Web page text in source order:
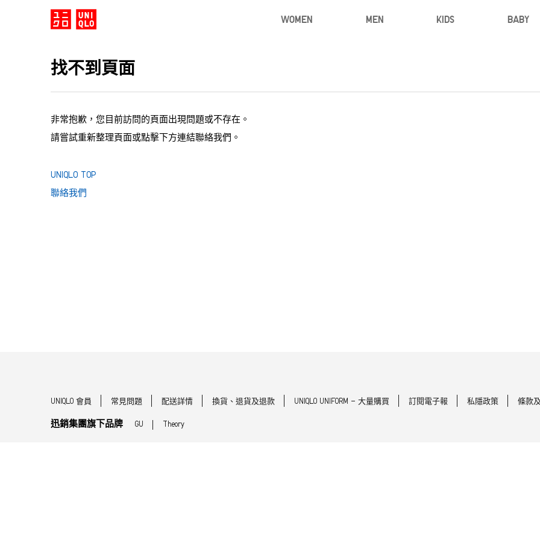
WOMEN MEN KIDS BABY
找不到頁面
非常抱歉，您目前訪問的頁面出現問題或不存在。
請嘗試重新整理頁面或點擊下方連結聯絡我們。
UNIQLO TOP
聯絡我們
UNIQLO 會員 常見問題 配送詳情 換貨、退貨及退款 UNIQLO UNIFORM - 大量購買 訂閱電子報 私隱政策 條款
迅銷集團旗下品牌 GU Theory